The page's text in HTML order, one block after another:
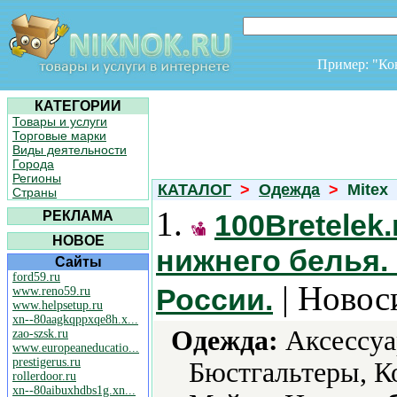
Пример:
КАТЕГОРИИ
Товары и услуги
Торговые марки
Виды деятельности
Города
Регионы
Страны
РЕКЛАМА
НОВОЕ
Сайты
ford59.ru
www.reno59.ru
www.helpsetup.ru
xn--80aagkqppxqe8h.x...
zao-szsk.ru
www.europeaneducatio...
prestigerus.ru
rollerdoor.ru
xn--80aibuxhdbs1g.xn...
КАТАЛОГ > Одежда > Mitex
1.
нижнего
России. |
Одежда:
Бюстгальтеры,